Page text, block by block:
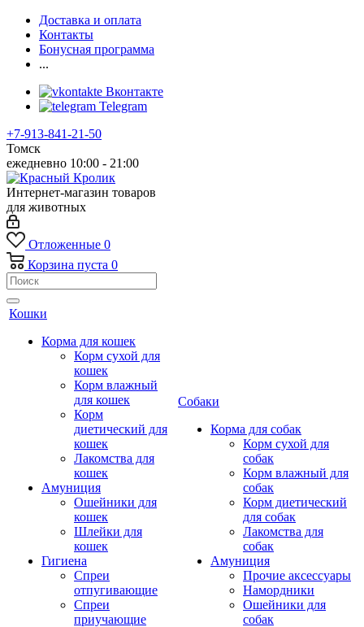
Доставка и оплата
Контакты
Бонусная программа
...
Вконтакте
Telegram
+7-913-841-21-50
Томск
ежедневно 10:00 - 21:00
Интернет-магазин товаров
для животных
Отложенные 0
Корзина пуста 0
Кошки
Корма для кошек
Корм сухой для
кошек
Корм влажный
для кошек
Корм
диетический для
кошек
Лакомства для
кошек
Амуниция
Ошейники для
кошек
Шлейки для
кошек
Гигиена
Спреи
отпугивающие
Спреи
приучающие
Собаки
Корма для собак
Корм сухой для
собак
Корм влажный для
собак
Корм диетический
для собак
Лакомства для
собак
Амуниция
Прочие аксессуары
Намордники
Ошейники для
собак